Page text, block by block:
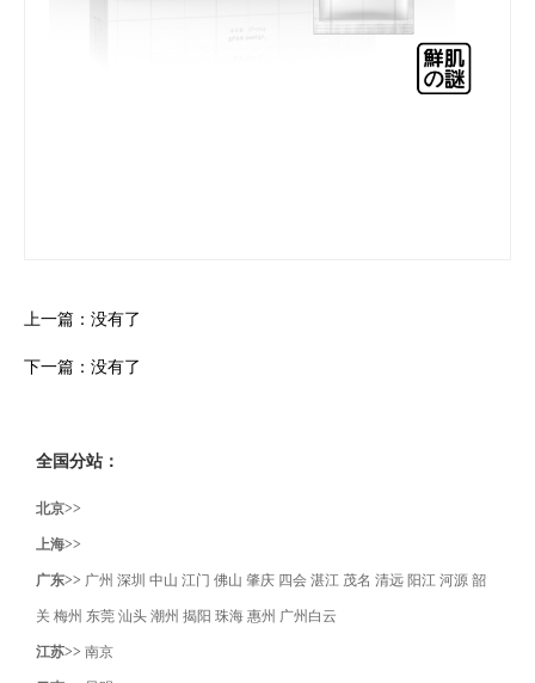
上一篇：没有了
下一篇：没有了
全国分站：
北京>>
上海>>
广东>> 广州 深圳 中山 江门 佛山 肇庆 四会 湛江 茂名 清远 阳江 河源 韶
关 梅州 东莞 汕头 潮州 揭阳 珠海 惠州 广州白云
江苏>> 南京